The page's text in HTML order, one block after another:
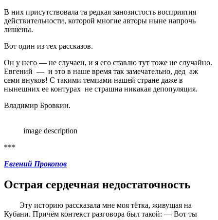
В них присутствовала та редкая занозистость восприятия
действительности, которой многие авторы ныне напрочь
лишены.
Вот один из тех рассказов.
Он у него — не случаен, и я его ставлю тут тоже не случайно.
Евгений — и это в наше время так замечательно, дед аж
семи внуков! С такими темпами нашей стране даже в
нынешних ее контурах не страшна никакая депопуляция.
Владимир Бровкин.
image description
***
Евгений Прокопов
Острая сердечная недостаточность
Эту историю рассказала мне моя тётка, живущая на
Кубани. Причём контекст разговора был такой: — Вот ты